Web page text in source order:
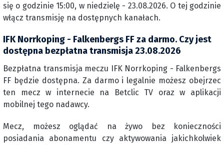
się o godzinie 15:00, w niedzielę - 23.08.2026. O tej godzinie
włącz transmisję na dostępnych kanałach.
IFK Norrkoping - Falkenbergs FF za darmo. Czy jest
dostępna bezpłatna transmisja 23.08.2026
Bezpłatna transmisja meczu IFK Norrkoping - Falkenbergs
FF będzie dostępna. Za darmo i legalnie możesz obejrzec
ten mecz w internecie na Betclic TV oraz w aplikacji
mobilnej tego nadawcy.
Mecz, możesz oglądać na żywo bez konieczności
posiadania abonamentu czy aktywowania jakichkolwiek